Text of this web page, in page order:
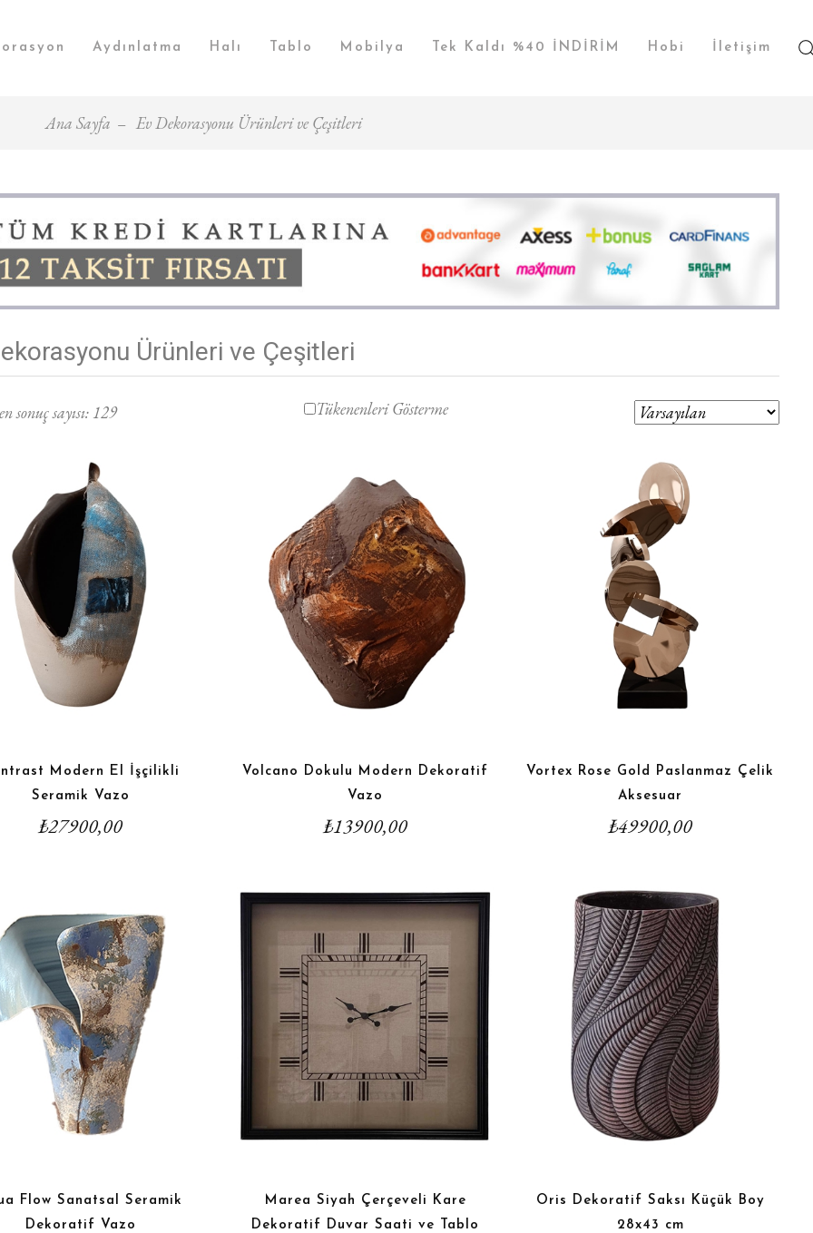
Aydınlatma Halı Tablo Mobilya Tek Kaldı %40 İNDİRİM Hobi İletişim
Ana Sayfa Ev Dekorasyonu Ürünleri ve Çeşitleri
Ürünleri ve Çeşitleri
sonuç sayısı: 129 Tükenenleri Gösterme
Modern El İşçilikli
Seramik Vazo
₺27900,00
Volcano Dokulu Modern Dekoratif
Vazo
₺13900,00
Vortex Rose Gold Paslanmaz Çelik
Aksesuar
₺49900,00
Flow Sanatsal Seramik
Dekoratif Vazo
Marea Siyah Çerçeveli Kare
Dekoratif Duvar Saati ve Tablo
Oris Dekoratif Saksı Küçük Boy
28x43 cm